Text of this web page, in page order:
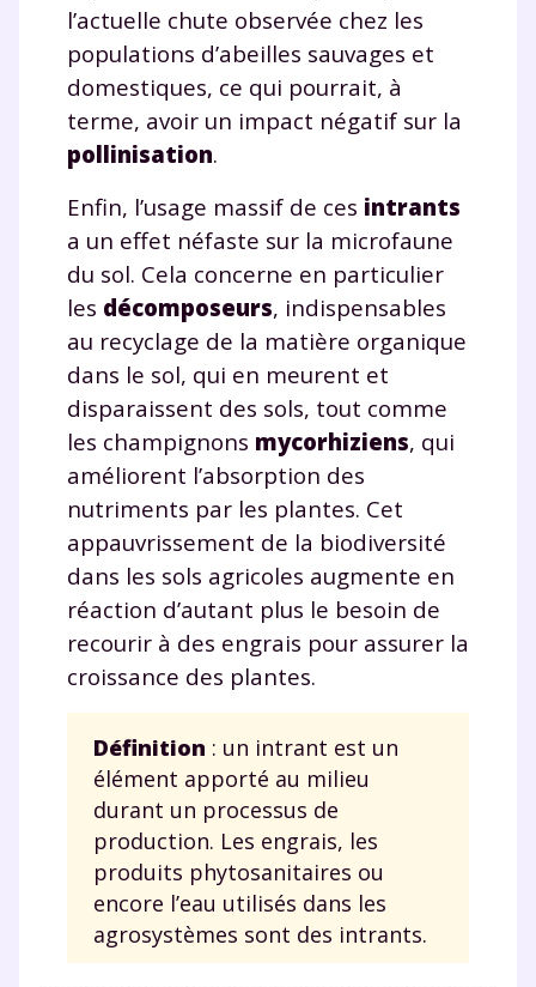
l’actuelle chute observée chez les
populations d’abeilles sauvages et
domestiques, ce qui pourrait, à
terme, avoir un impact négatif sur la
pollinisation.
Enfin, l’usage massif de ces intrants
a un effet néfaste sur la microfaune
du sol. Cela concerne en particulier
les décomposeurs, indispensables
au recyclage de la matière organique
dans le sol, qui en meurent et
disparaissent des sols, tout comme
les champignons mycorhiziens, qui
améliorent l’absorption des
nutriments par les plantes. Cet
appauvrissement de la biodiversité
dans les sols agricoles augmente en
réaction d’autant plus le besoin de
recourir à des engrais pour assurer la
croissance des plantes.
Définition : un intrant est un
élément apporté au milieu
durant un processus de
production. Les engrais, les
produits phytosanitaires ou
encore l’eau utilisés dans les
agrosystèmes sont des intrants.